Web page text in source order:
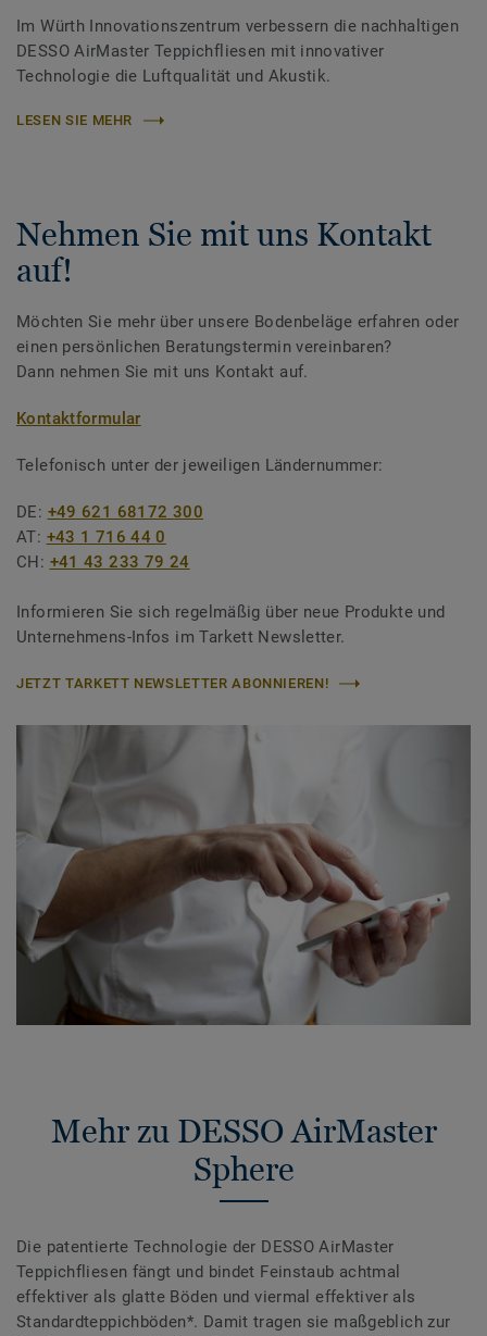
Im Würth Innovationszentrum verbessern die nachhaltigen
DESSO AirMaster Teppichfliesen mit innovativer
Technologie die Luftqualität und Akustik.
LESEN SIE MEHR
Nehmen Sie mit uns Kontakt
auf!
Möchten Sie mehr über unsere Bodenbeläge erfahren oder
einen persönlichen Beratungstermin vereinbaren?
Dann nehmen Sie mit uns Kontakt auf.
Kontaktformular
Telefonisch unter der jeweiligen Ländernummer:
DE: +49 621 68172 300
AT: +43 1 716 44 0
CH: +41 43 233 79 24
Informieren Sie sich regelmäßig über neue Produkte und
Unternehmens-Infos im Tarkett Newsletter.
JETZT TARKETT NEWSLETTER ABONNIEREN!
Mehr zu DESSO AirMaster
Sphere
Die patentierte Technologie der DESSO AirMaster
Teppichfliesen fängt und bindet Feinstaub achtmal
effektiver als glatte Böden und viermal effektiver als
Standardteppichböden*. Damit tragen sie maßgeblich zur